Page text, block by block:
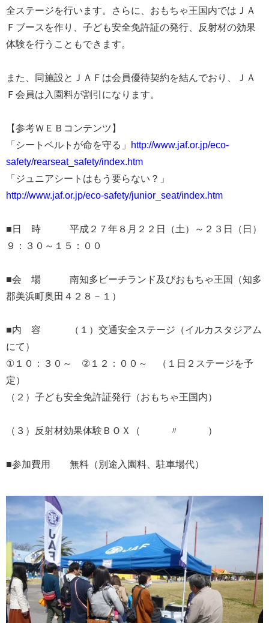
全ステージを行います。さらに、おもちゃ王国内ではＪＡ
Ｆブースを作り、子ども安全免許証の発行、反射材の効果
体験を行うこともできます。
また、同施設とＪＡＦは会員優待契約を結んでおり、ＪＡ
Ｆ会員は入園料が割引になります。
【参考ＷＥＢコンテンツ】
「シートベルトが命を守る」
http://www.jaf.or.jp/eco-
safety/rearseat_safety/index.htm
「ジュニアシートはもう要らない？」
http://www.jaf.or.jp/eco-safety/junior_seat/index.htm
■日 時 平成２７年８月２２日（土）～２３日（日）
９：３０～１５：００
■会 場 南知多ビーチランド及びおもちゃ王国（知多
郡美浜町奥田４２８－１）
■内 容 （１）交通安全ステージ（イルカスタジアム
にて）
①１０：３０～ ②１２：００～ （１日２ステージを予
定）
（２）子ども安全免許証発行（おもちゃ王国内）
（３）反射材効果体験ＢＯＸ（ 〃 ）
■参加費用 無料（別途入園料、駐車場代）